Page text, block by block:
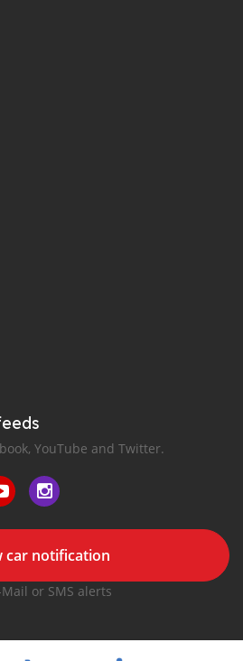
YouTube and Twitter.
car notification
or SMS alerts